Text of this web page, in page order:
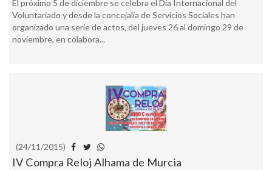
El próximo 5 de diciembre se celebra el Día Internacional del
Voluntariado y desde la concejalía de Servicios Sociales han
organizado una serie de actos, del jueves 26 al domingo 29 de
noviembre, en colabora...
(24/11/2015)
IV Compra Reloj Alhama de Murcia